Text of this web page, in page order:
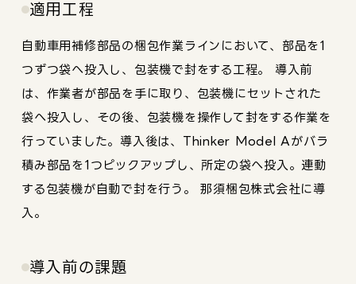
適用工程
自動車用補修部品の梱包作業ラインにおいて、部品を1
つずつ袋へ投入し、包装機で封をする工程。 導入前
は、作業者が部品を手に取り、包装機にセットされた
袋へ投入し、その後、包装機を操作して封をする作業を
行っていました。導入後は、Thinker Model Aがバラ
積み部品を1つピックアップし、所定の袋へ投入。連動
する包装機が自動で封を行う。 那須梱包株式会社に導
入。
導入前の課題